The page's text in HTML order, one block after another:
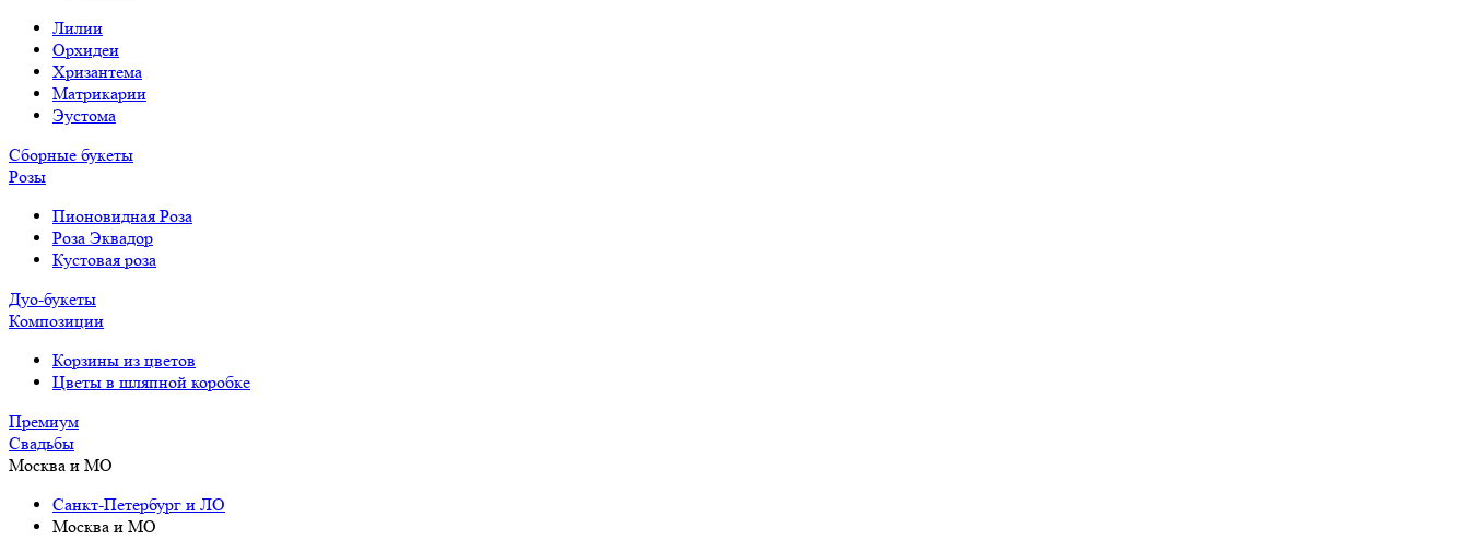
Лилии
Орхидеи
Хризантема
Матрикарии
Эустома
Сборные букеты
Розы
Пионовидная Роза
Роза Эквадор
Кустовая роза
Дуо-букеты
Композиции
Корзины из цветов
Цветы в шляпной коробке
Премиум
Свадьбы
Москва и МО
Санкт-Петербург и ЛО
Москва и МО